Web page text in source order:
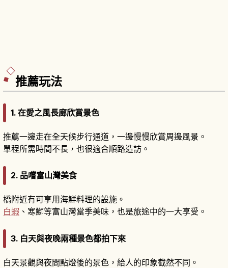
推薦玩法
1. 在愛之風長廊欣賞景色
推薦一邊走在全天候步行通道，一邊慢慢欣賞周邊風景。
單程所需時間不長，也很適合順路造訪。
2. 品嚐富山灣美食
橋附近有可享用海鮮料理的設施。
白蝦 、寒鰤等富山灣當季美味，也是旅途中的一大享受。
3. 白天與夜晚兩種景色都拍下來
白天景觀與夜間點燈後的景色，給人的印象截然不同。